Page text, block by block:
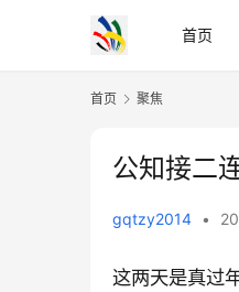
首页
首页 聚焦
公知接二
gqtzy2014 •
这两天是真过